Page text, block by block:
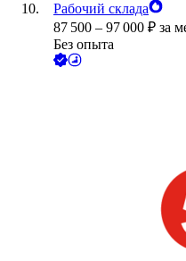
Рабочий склада
87 500 – 97 000 ₽ за
Без опыта